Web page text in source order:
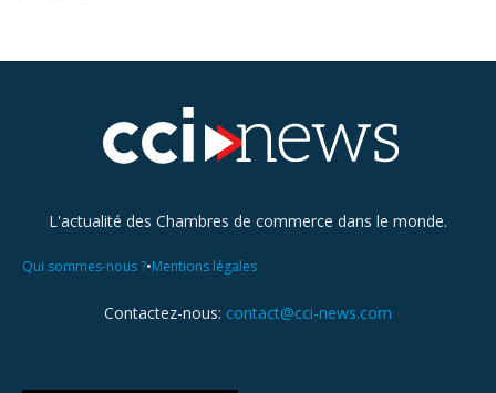
L'actualité des Chambres de commerce dans le monde.
Qui sommes-nous ?•Mentions légales
Contactez-nous: contact@cci-news.com